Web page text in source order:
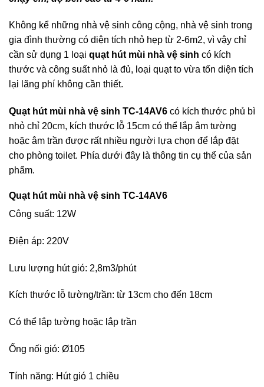
Không kể những nhà vệ sinh công cộng, nhà vệ sinh trong
gia đình thường có diện tích nhỏ hẹp từ 2-6m2, vì vậy chỉ
cần sử dụng 1 loại quạt hút mùi nhà vệ sinh có kích
thước và công suất nhỏ là đủ, loại quạt to vừa tốn diện tích
lại lãng phí không cần thiết.
Quạt hút mùi nhà vệ sinh TC-14AV6 có kích thước phủ bì
nhỏ chỉ 20cm, kích thước lỗ 15cm có thể lắp âm tường
hoặc âm trần được rất nhiều người lựa chọn để lắp đặt
cho phòng toilet. Phía dưới đây là thông tin cụ thể của sản
phẩm.
Quạt hút mùi nhà vệ sinh TC-14AV6
Công suất: 12W
Điện áp: 220V
Lưu lượng hút gió: 2,8m3/phút
Kích thước lỗ tường/trần: từ 13cm cho đến 18cm
Có thể lắp tường hoặc lắp trần
Ống nối gió: Ø105
Tính năng: Hút gió 1 chiều